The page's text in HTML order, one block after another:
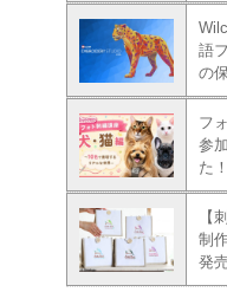
語
の
フ
参
た！
【
制
発